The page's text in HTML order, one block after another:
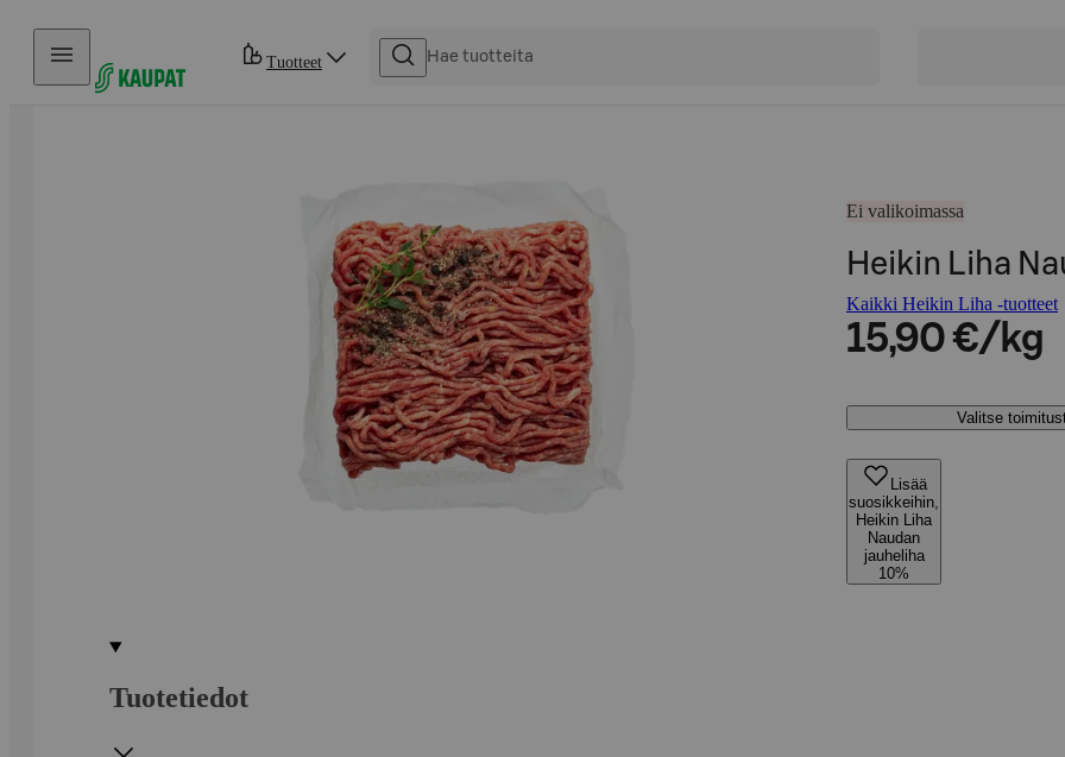
Hyppää sisältöön
Tuotteet
Ei valikoimassa
Heikin Liha
Kaikki Heikin Liha -tuotteet
15,90 €/kg
Valitse
Lisää
suosikkeihin,
Heikin Liha
Naudan
jauheliha
10%
Tuotetiedot